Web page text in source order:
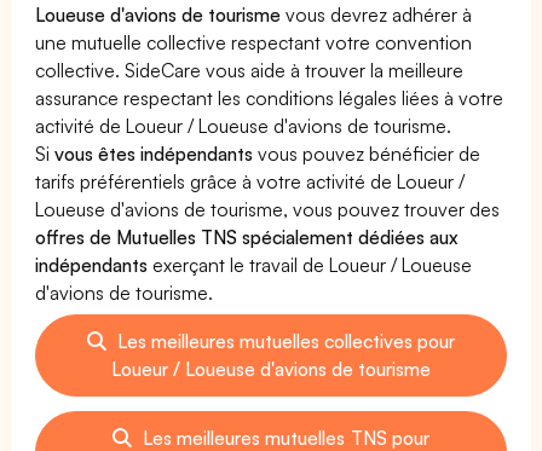
Loueuse d'avions de tourisme vous devrez adhérer à
une mutuelle collective respectant votre convention
collective. SideCare vous aide à trouver la meilleure
assurance respectant les conditions légales liées à votre
activité de Loueur / Loueuse d'avions de tourisme.
Sivous êtes indépendants vous pouvez bénéficier de
tarifs préférentiels grâce à votre activité de Loueur /
Loueuse d'avions de tourisme, vous pouvez trouver des
offres de Mutuelles TNS spécialement dédiées aux
indépendants exerçant le travail de Loueur / Loueuse
d'avions de tourisme.
Les meilleures mutuelles collectives pour
Loueur / Loueuse d'avions de tourisme
Les meilleures mutuelles TNS pour